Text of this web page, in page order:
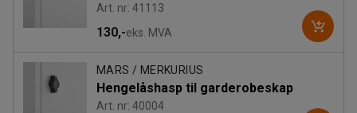
Art. nr: 41113
130,-eks. MVA
MARS / MERKURIUS
Hengelåshasp til garderobeskap
Art. nr: 40004